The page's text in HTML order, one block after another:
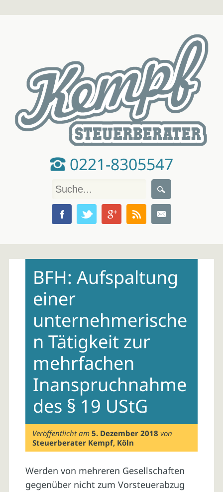
0221-8305547
contentBFH: Aufspaltung
einer
unternehmerische
n Tätigkeit zur
mehrfachen
Inanspruchnahme
des § 19 UStG
Veröffentlicht am5. Dezember 2018 von
Steuerberater Kempf, Köln
Werden von mehreren Gesellschaften
gegenüber nicht zum Vorsteuerabzug